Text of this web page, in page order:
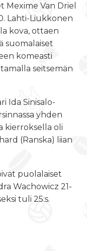
Mexime Van Driel
Lahti-Liukkonen
kova, ottaen
suomalaiset
komeasti
seitsemän
Ida Sinisalo-
yhden
kierroksella oli
(Ranska) liian
puolalaiset
Wachowicz 21-
tuli 25:s.